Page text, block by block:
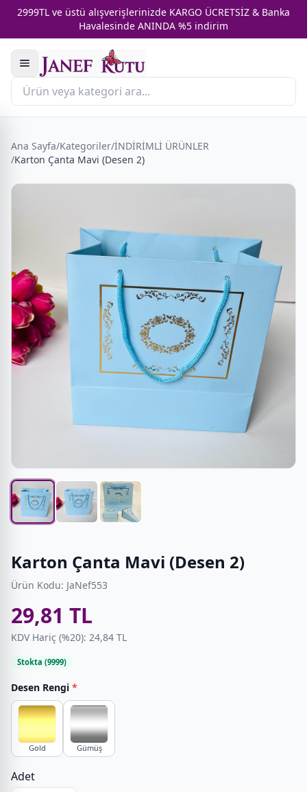
2999TL ve üstü alışverişlerinizde KARGO ÜCRETSİZ & Banka
Havalesinde ANINDA %5 indirim
Ana Sayfa/Kategoriler/İNDİRİMLİ ÜRÜNLER
/Karton Çanta Mavi (Desen 2)
Karton Çanta Mavi (Desen 2)
Ürün Kodu: JaNef553
29,81 TL
KDV Hariç (%20): 24,84 TL
Stokta (9999)
Desen Rengi *
Gold Gümüş
Adet